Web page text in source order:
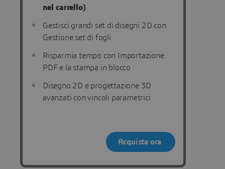
nel carrello)
Gestisci grandi set di disegni 2D con
Gestione set di fogli
Risparmia tempo con Importazione
PDF e la stampa in blocco
Disegno 2D e progettazione 3D
avanzati con vincoli parametrici
Acquista ora